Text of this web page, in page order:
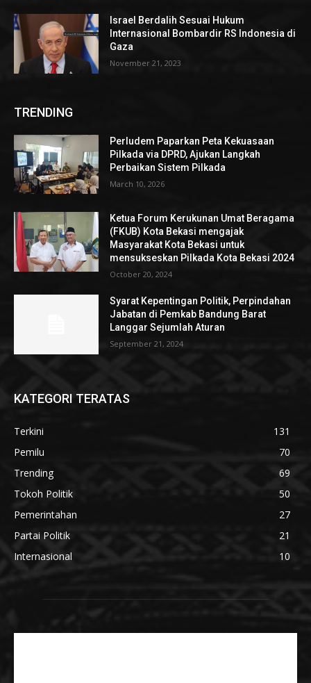
Israel Berdalih Sesuai Hukum
Internasional Bombardir RS Indonesia di
Gaza
November 21, 2023
TRENDING
Perludem Paparkan Peta Kekuasaan
Pilkada via DPRD, Ajukan Langkah
Perbaikan Sistem Pilkada
March 10, 2026
Ketua Forum Kerukunan Umat Beragama
(FKUB) Kota Bekasi mengajak
Masyarakat Kota Bekasi untuk
mensukseskan Pilkada Kota Bekasi 2024
October 20, 2024
Syarat Kepentingan Politik, Perpindahan
Jabatan di Pemkab Bandung Barat
Langgar Sejumlah Aturan
September 21, 2024
KATEGORI TERATAS
Terkini
131
Pemilu
70
Trending
69
Tokoh Politik
50
Pemerintahan
27
Partai Politik
21
Internasional
10